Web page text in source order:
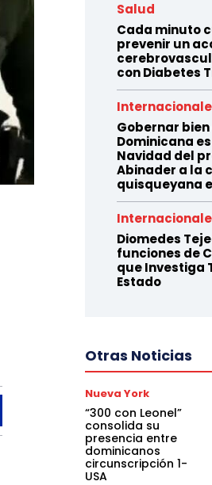
Salud
Cada minuto
prevenir un
con Diabetes
Gobernar
Dominicana
Navidad del
Abinader a la
quisqueyana
Diomedes
funciones de
que Investiga
Estado
Otras Noticias
Nueva York
“300 con Leonel”
consolida su
presencia entre
dominicanos
circunscripción 1-
USA